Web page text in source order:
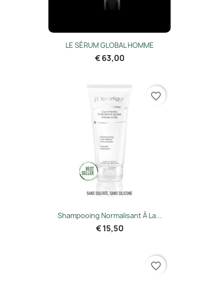
LE SÉRUM GLOBAL HOMME
€ 63,00
Shampooing Normalisant À La...
€ 15,50
favorite_border
favorite_border